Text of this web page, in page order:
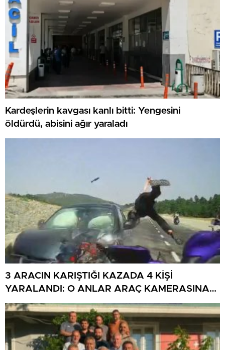
Kardeşlerin kavgası kanlı bitti: Yengesini
öldürdü, abisini ağır yaraladı
3 ARACIN KARIŞTIĞI KAZADA 4 KİŞİ
YARALANDI: O ANLAR ARAÇ KAMERASINA
YANSIDI